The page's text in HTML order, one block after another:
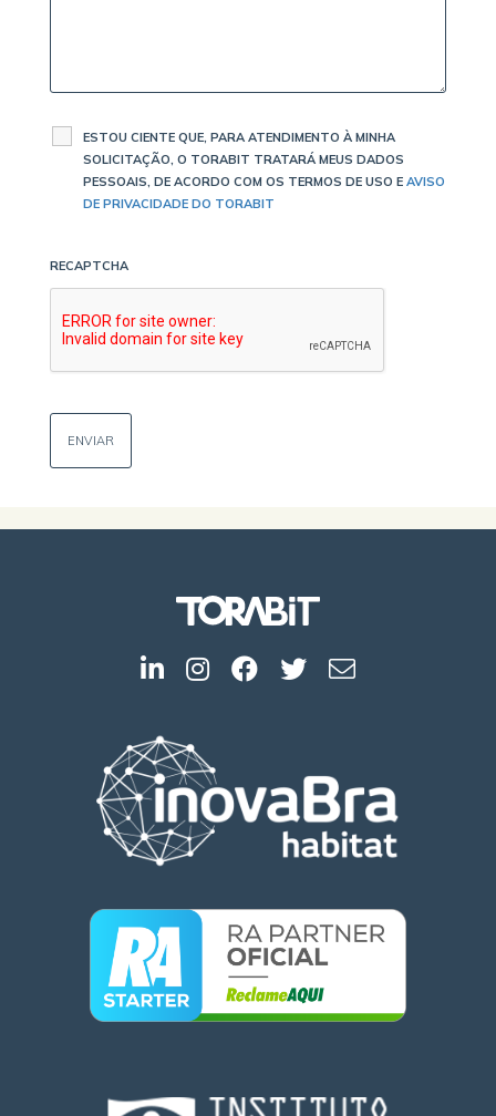
ESTOU CIENTE QUE, PARA ATENDIMENTO À MINHA
SOLICITAÇÃO, O TORABIT TRATARÁ MEUS DADOS
PESSOAIS, DE ACORDO COM OS TERMOS DE USO E AVISO
DE PRIVACIDADE DO TORABIT
RECAPTCHA